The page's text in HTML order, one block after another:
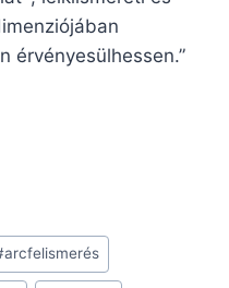
érvényesülhessen.”
arcfelismerés